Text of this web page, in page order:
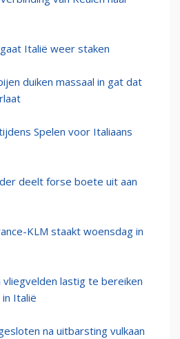
Italië weer staken
duiken massaal in gat dat
Spelen voor Italiaans
deelt forse boete uit aan
KLM staakt woensdag in
lastig te bereiken
Italië
na uitbarsting vulkaan